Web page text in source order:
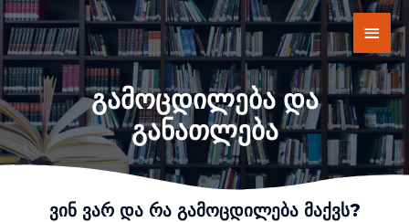
Გამოცდილება Და
Განათლება
Ვინ Ვარ Და Რა Გამოცდილება Მაქვს?